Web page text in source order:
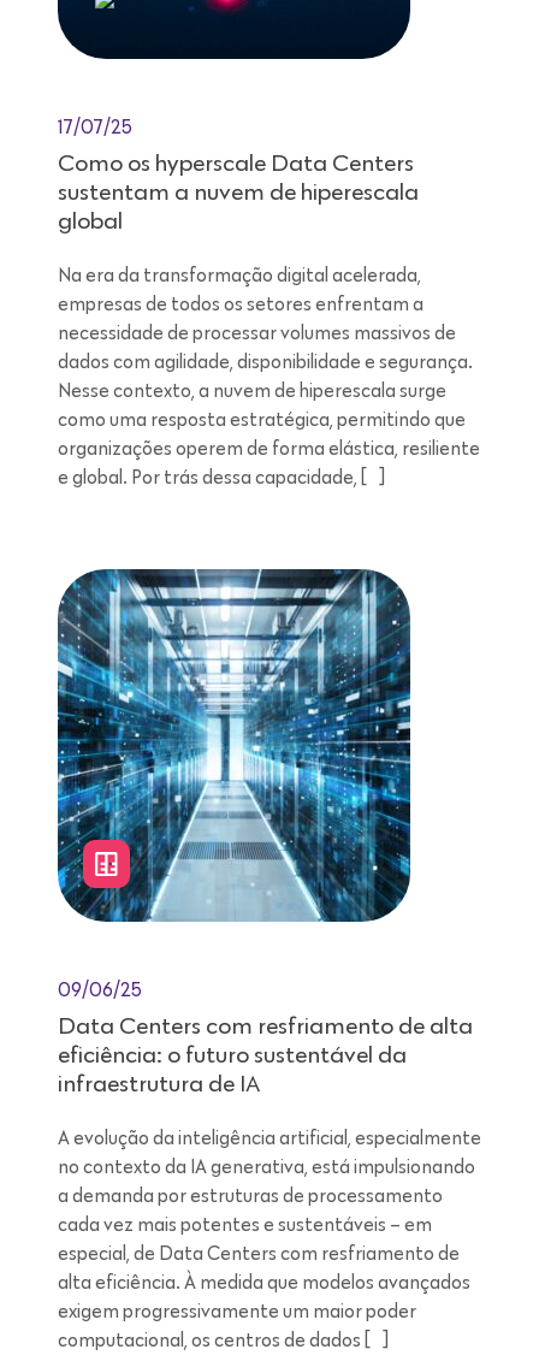
17/07/25
Como os hyperscale Data Centers
sustentam a nuvem de hiperescala
global
Na era da transformação digital acelerada,
empresas de todos os setores enfrentam a
necessidade de processar volumes massivos de
dados com agilidade, disponibilidade e segurança.
Nesse contexto, a nuvem de hiperescala surge
como uma resposta estratégica, permitindo que
organizações operem de forma elástica, resiliente
e global. Por trás dessa capacidade, […]
09/06/25
Data Centers com resfriamento de alta
eficiência: o futuro sustentável da
infraestrutura de IA
A evolução da inteligência artificial, especialmente
no contexto da IA generativa, está impulsionando
a demanda por estruturas de processamento
cada vez mais potentes e sustentáveis – em
especial, de Data Centers com resfriamento de
alta eficiência. À medida que modelos avançados
exigem progressivamente um maior poder
computacional, os centros de dados […]